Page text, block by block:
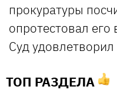
прокуратуры
опротестовал
Суд
ТОП РАЗДЕЛА